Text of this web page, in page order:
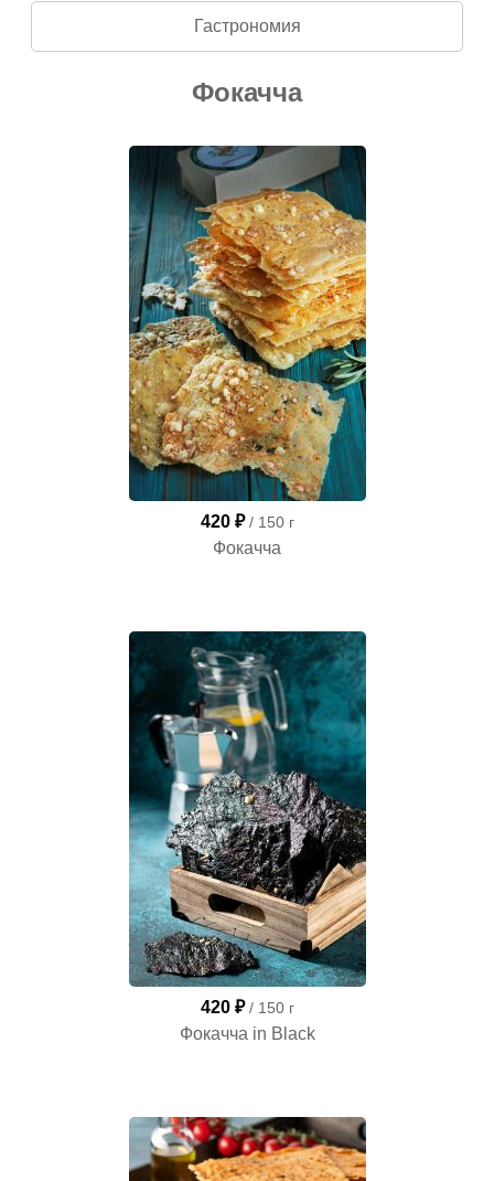
Гастрономия
Фокачча
420 ₽ / 150 г
Фокачча
420 ₽ / 150 г
Фокачча in Black